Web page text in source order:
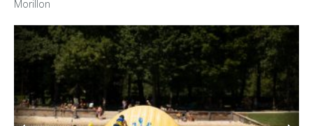
Morillon